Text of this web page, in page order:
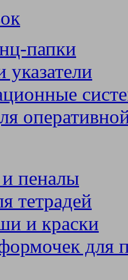
папки
пеналы
тетрадей
и краски
для